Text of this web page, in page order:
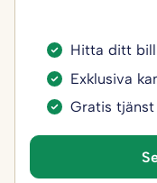
Hitta ditt
Exklusiva
Gratis